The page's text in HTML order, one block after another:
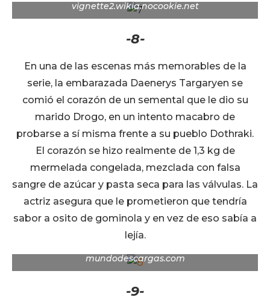
vignette2.wikia.nocookie.net
-8-
En una de las escenas más memorables de la
serie, la embarazada Daenerys Targaryen se
comió el corazón de un semental que le dio su
marido Drogo, en un intento macabro de
probarse a sí misma frente a su pueblo Dothraki.
El corazón se hizo realmente de 1,3 kg de
mermelada congelada, mezclada con falsa
sangre de azúcar y pasta seca para las válvulas. La
actriz asegura que le prometieron que tendría
sabor a osito de gominola y en vez de eso sabía a
lejía.
mundodescargas.com
-9-